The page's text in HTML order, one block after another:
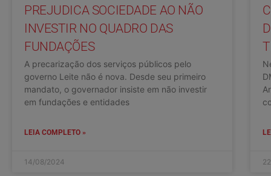
PREJUDICA SOCIEDADE AO NÃO
INVESTIR NO QUADRO DAS
FUNDAÇÕES
A precarização dos serviços públicos pelo
governo Leite não é nova. Desde seu primeiro
mandato, o governador insiste em não investir
em fundações e entidades
LEIA COMPLETO »
14/08/2024